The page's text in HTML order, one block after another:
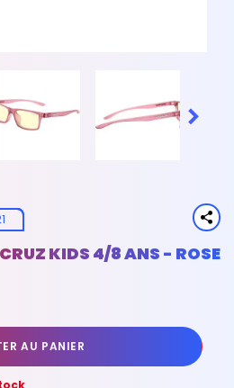

KIDS 4/8 ANS - ROSE
AU PANIER